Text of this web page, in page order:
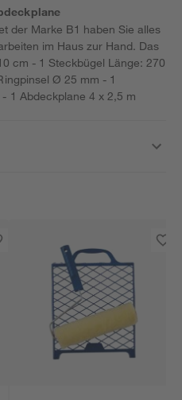
der Marke B1 haben Sie alles
im Haus zur Hand. Das
cm - 1 Steckbügel Länge: 270
Ø 25 mm - 1
1 Abdeckplane 4 x 2,5 m